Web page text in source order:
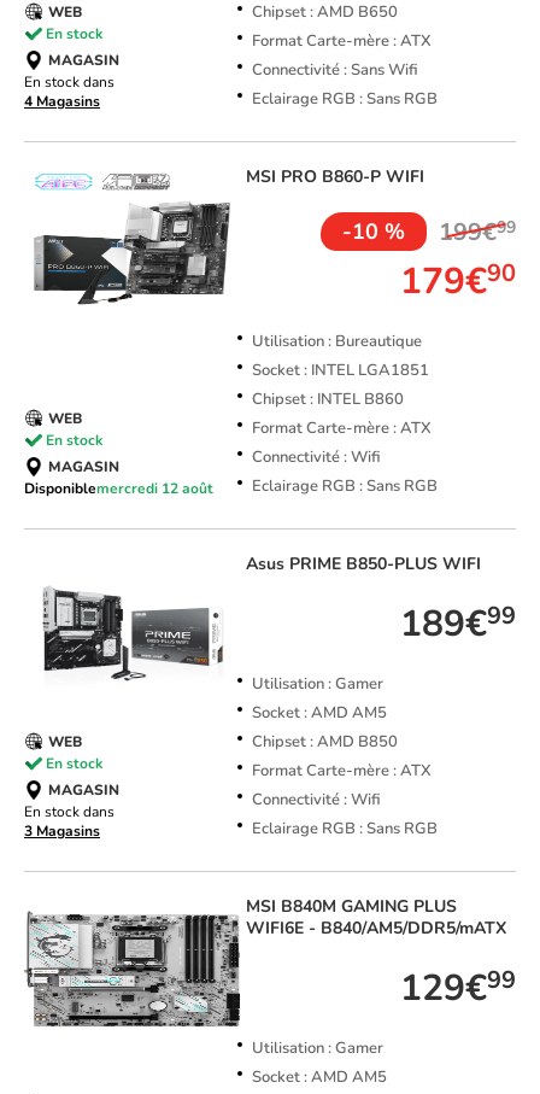
Chipset : AMD B650
Format Carte-mère : ATX
Connectivité : Sans Wifi
Eclairage RGB : Sans RGB
WEB
En stock
MAGASIN
En stock dans
4 Magasins
MSI PRO B860-P WIFI
-10 % 199€99
179€90
Utilisation : Bureautique
Socket : INTEL LGA1851
Chipset : INTEL B860
Format Carte-mère : ATX
Connectivité : Wifi
Eclairage RGB : Sans RGB
WEB
En stock
MAGASIN
Disponiblemercredi 12 août
Asus PRIME B850-PLUS WIFI
189€99
Utilisation : Gamer
Socket : AMD AM5
Chipset : AMD B850
Format Carte-mère : ATX
Connectivité : Wifi
Eclairage RGB : Sans RGB
WEB
En stock
MAGASIN
En stock dans
3 Magasins
MSI B840M GAMING PLUS
WIFI6E - B840/AM5/DDR5/mATX
129€99
Utilisation : Gamer
Socket : AMD AM5